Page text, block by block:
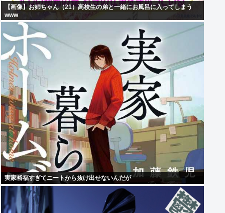
【画像】お姉ちゃん（21）高校生の弟と一緒にお風呂に入ってしまう
www
実家裕福すぎてニートから抜け出せないんだが